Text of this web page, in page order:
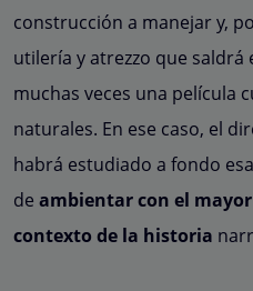
construcción a manejar y,
utilería y atrezzo que saldrá
muchas veces una película
naturales. En ese caso, el
habrá estudiado a fondo
de ambientar con el
contexto de la historia